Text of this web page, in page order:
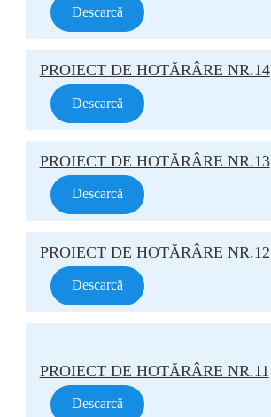
Descarcă
PROIECT DE HOTĂRÂRE NR.14
Descarcă
PROIECT DE HOTĂRÂRE NR.13
Descarcă
PROIECT DE HOTĂRÂRE NR.12
Descarcă
PROIECT DE HOTĂRÂRE NR.11
Descarcă